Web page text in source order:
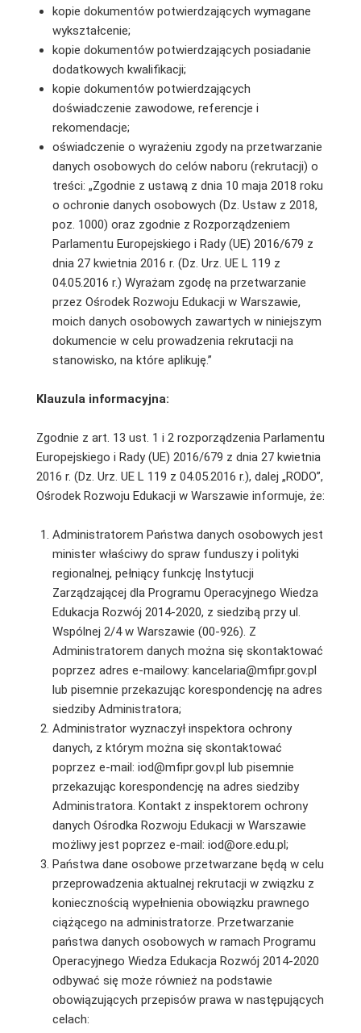
kopie dokumentów potwierdzających wymagane
wykształcenie;
kopie dokumentów potwierdzających posiadanie
dodatkowych kwalifikacji;
kopie dokumentów potwierdzających
doświadczenie zawodowe, referencje i
rekomendacje;
oświadczenie o wyrażeniu zgody na przetwarzanie
danych osobowych do celów naboru (rekrutacji) o
treści: „Zgodnie z ustawą z dnia 10 maja 2018 roku
o ochronie danych osobowych (Dz. Ustaw z 2018,
poz. 1000) oraz zgodnie z Rozporządzeniem
Parlamentu Europejskiego i Rady (UE) 2016/679 z
dnia 27 kwietnia 2016 r. (Dz. Urz. UE L 119 z
04.05.2016 r.) Wyrażam zgodę na przetwarzanie
przez Ośrodek Rozwoju Edukacji w Warszawie,
moich danych osobowych zawartych w niniejszym
dokumencie w celu prowadzenia rekrutacji na
stanowisko, na które aplikuję.”
Klauzula informacyjna:
Zgodnie z art. 13 ust. 1 i 2 rozporządzenia Parlamentu
Europejskiego i Rady (UE) 2016/679 z dnia 27 kwietnia
2016 r. (Dz. Urz. UE L 119 z 04.05.2016 r.), dalej „RODO”,
Ośrodek Rozwoju Edukacji w Warszawie informuje, że:
Administratorem Państwa danych osobowych jest
minister właściwy do spraw funduszy i polityki
regionalnej, pełniący funkcję Instytucji
Zarządzającej dla Programu Operacyjnego Wiedza
Edukacja Rozwój 2014-2020, z siedzibą przy ul.
Wspólnej 2/4 w Warszawie (00-926). Z
Administratorem danych można się skontaktować
poprzez adres e-mailowy: kancelaria@mfipr.gov.pl
lub pisemnie przekazując korespondencję na adres
siedziby Administratora;
Administrator wyznaczył inspektora ochrony
danych, z którym można się skontaktować
poprzez e-mail: iod@mfipr.gov.pl lub pisemnie
przekazując korespondencję na adres siedziby
Administratora. Kontakt z inspektorem ochrony
danych Ośrodka Rozwoju Edukacji w Warszawie
możliwy jest poprzez e-mail: iod@ore.edu.pl;
Państwa dane osobowe przetwarzane będą w celu
przeprowadzenia aktualnej rekrutacji w związku z
koniecznością wypełnienia obowiązku prawnego
ciążącego na administratorze. Przetwarzanie
państwa danych osobowych w ramach Programu
Operacyjnego Wiedza Edukacja Rozwój 2014-2020
odbywać się może również na podstawie
obowiązujących przepisów prawa w następujących
celach: